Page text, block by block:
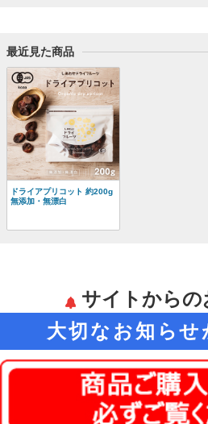
最近見た商品
ドライアプリコット 約200g
無添加・無漂白
サイトからの
大切なお知らせ